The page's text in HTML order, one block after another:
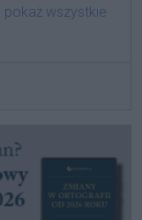
pokaż wszystkie